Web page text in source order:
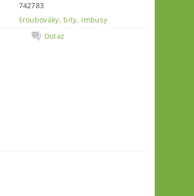
742783
šroubováky, bity, imbusy
Dotaz